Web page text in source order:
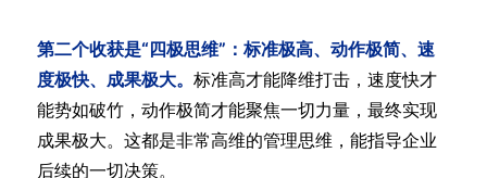
第二个收获是“四极思维”：标准极高、动作极简、速
度极快、成果极大。 标准高才能降维打击，速度快才
能势如破竹，动作极简才能聚焦一切力量，最终实现
成果极大。这都是非常高维的管理思维，能指导企业
后续的一切决策。